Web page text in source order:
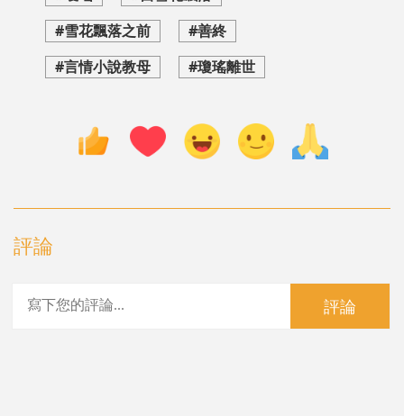
#雪花飄落之前
#善終
#言情小說教母
#瓊瑤離世
評論
評論